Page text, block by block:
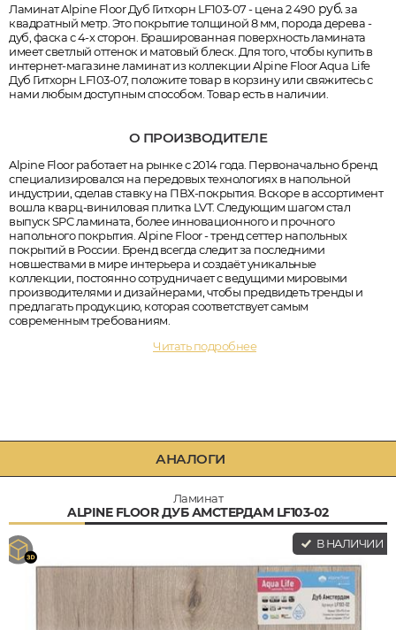
Ламинат Alpine Floor Дуб Гитхорн LF103-07 - цена 2 490 руб.за
квадратный метр. Это покрытие толщиной 8 мм, порода дерева -
дуб, фаска с 4-х сторон. Брашированная поверхность ламината
имеет светлый оттенок и матовый блеск. Для того, чтобы купить в
интернет-магазине ламинат из коллекции Alpine Floor Aqua Life
Дуб Гитхорн LF103-07, положите товар в корзину или свяжитесь с
нами любым доступным способом. Товар есть в наличии.
О ПРОИЗВОДИТЕЛЕ
Alpine Floor работает на рынке с 2014 года. Первоначально бренд
специализировался на передовых технологиях в напольной
индустрии, сделав ставку на ПВХ-покрытия. Вскоре в ассортимент
вошла кварц-виниловая плитка LVT. Следующим шагом стал
выпуск SPC ламината, более инновационного и прочного
напольного покрытия. Alpine Floor - тренд сеттер напольных
покрытий в России. Бренд всегда следит за последними
новшествами в мире интерьера и создаёт уникальные
коллекции, постоянно сотрудничает с ведущими мировыми
производителями и дизайнерами, чтобы предвидеть тренды и
предлагать продукцию, которая соответствует самым
современным требованиям.
Читать подробнее
АНАЛОГИ
Ламинат
ALPINE FLOOR ДУБ АМСТЕРДАМ LF103-02
В НАЛИЧИИ